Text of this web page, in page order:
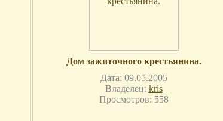
Дом зажиточного крестьянина.
Дата: 09.05.2005
Владелец: kris
Просмотров: 558